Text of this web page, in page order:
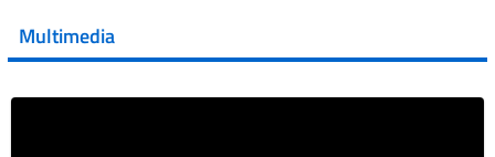
Vai al post →
Multimedia